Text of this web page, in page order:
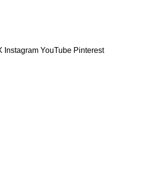
Instagram YouTube Pinterest